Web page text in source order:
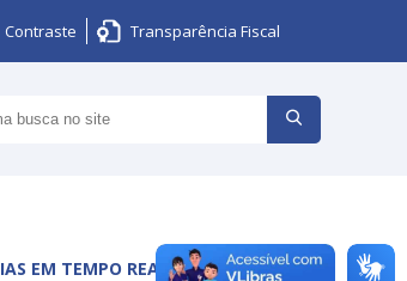
Contraste Transparência Fiscal
EM TEMPO REAL